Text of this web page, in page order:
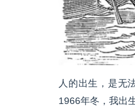
人的出生，是无
1966年冬，我出